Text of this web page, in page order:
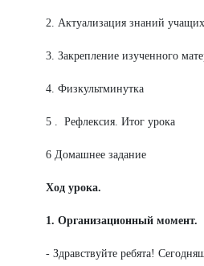
2. Актуализация знаний
3. Закрепление изученного
4. Физкультминутка
5 . Рефлексия. Итог урока
6 Домашнее задание
Ход урока.
1. Организационный момент.
- Здравствуйте ребята!